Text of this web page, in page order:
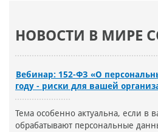
НОВОСТИ В МИРЕ
Вебинар: 152-ФЗ «О
году - риски для вашей
Тема особенно актуальна, если в
обрабатывают персональные